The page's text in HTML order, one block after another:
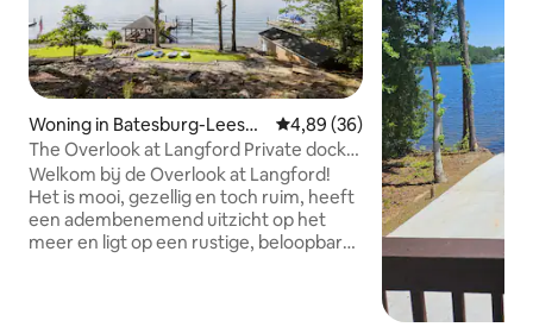
Woning in Batesburg-Leesvill
e
Gemiddelde beoordeling van
4,89 (36)
The Overlook at Langford Private dock
w SUPs
Welkom bij de Overlook at Langford!
Het is mooi, gezellig en toch ruim, heeft
een adembenemend uitzicht op het
meer en ligt op een rustige, beloopbare